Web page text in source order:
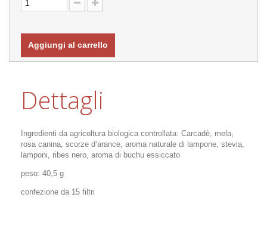
Aggiungi al carrello
Dettagli
Ingredienti da agricoltura biologica controllata: Carcadè, mela,
rosa canina, scorze d’arance, aroma naturale di lampone, stevia,
lamponi, ribes nero, aroma di buchu essiccato
peso: 40,5 g
confezione da 15 filtri